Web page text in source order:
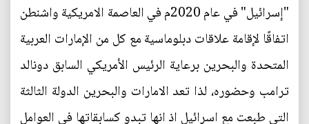
"إسرائيل" في عام 2020م في العاصمة الامريكية واشنطن
اتفاقًا لإقامة علاقات دبلوماسية مع كل من الإمارات العربية
المتحدة والبحرين برعاية الرئيس الأمريكي السابق دونالد
ترامب وحضوره، لذا تعد الامارات والبحرين الدولة الثالثة
التي طبعت مع اسرائيل اذ انها تبدو كسابقاتها في العوامل